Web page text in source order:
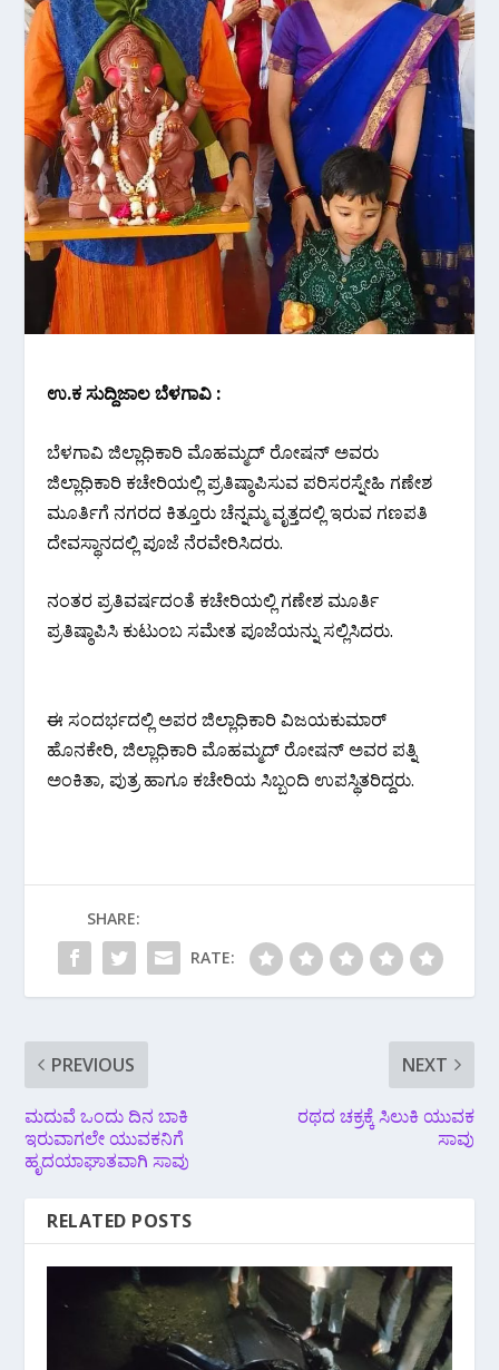
ಉ.ಕ ಸುದ್ದಿಜಾಲ ಬೆಳಗಾವಿ :
ಬೆಳಗಾವಿ ಜಿಲ್ಲಾಧಿಕಾರಿ ಮೊಹಮ್ಮದ್ ರೋಷನ್ ಅವರು
ಜಿಲ್ಲಾಧಿಕಾರಿ ಕಚೇರಿಯಲ್ಲಿ ಪ್ರತಿಷ್ಠಾಪಿಸುವ ಪರಿಸರಸ್ನೇಹಿ ಗಣೇಶ
ಮೂರ್ತಿಗೆ ನಗರದ ಕಿತ್ತೂರು ಚೆನ್ನಮ್ಮ ವೃತ್ತದಲ್ಲಿ ಇರುವ ಗಣಪತಿ‌
ದೇವಸ್ಥಾನದಲ್ಲಿ ಪೂಜೆ ನೆರವೇರಿಸಿದರು.
ನಂತರ ಪ್ರತಿವರ್ಷದಂತೆ ಕಚೇರಿಯಲ್ಲಿ ಗಣೇಶ ಮೂರ್ತಿ
ಪ್ರತಿಷ್ಠಾಪಿಸಿ ಕುಟುಂಬ ಸಮೇತ ಪೂಜೆಯನ್ನು ಸಲ್ಲಿಸಿದರು.
ಈ ಸಂದರ್ಭದಲ್ಲಿ ಅಪರ ಜಿಲ್ಲಾಧಿಕಾರಿ ವಿಜಯಕುಮಾರ್
ಹೊನಕೇರಿ, ಜಿಲ್ಲಾಧಿಕಾರಿ ಮೊಹಮ್ಮದ್ ರೋಷನ್ ಅವರ ಪತ್ನಿ
ಅಂಕಿತಾ, ಪುತ್ರ ಹಾಗೂ ಕಚೇರಿಯ ಸಿಬ್ಬಂದಿ ಉಪಸ್ಥಿತರಿದ್ದರು.
SHARE:
RATE:
PREVIOUS
ಮದುವೆ ಒಂದು ದಿನ ಬಾಕಿ
ಇರುವಾಗಲೇ ಯುವಕನಿಗೆ
ಹೃದಯಾಘಾತವಾಗಿ ಸಾವು
NEXT
ರಥದ ಚಕ್ರಕ್ಕೆ‌ ಸಿಲುಕಿ ಯುವಕ
ಸಾವು
RELATED POSTS